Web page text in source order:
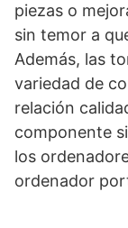
piezas o
sin temor a
Además, las
variedad de
relación
componente
los
ordenador